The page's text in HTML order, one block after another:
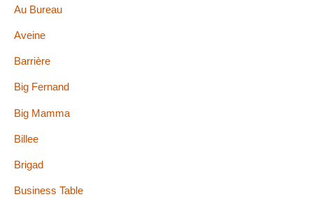
Au Bureau
Aveine
Barrière
Big Fernand
Big Mamma
Billee
Brigad
Business Table